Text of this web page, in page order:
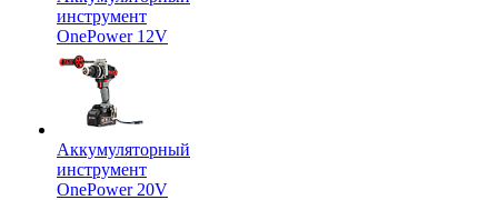
инструмент
OnePower 12V
Аккумуляторный
инструмент
OnePower 20V